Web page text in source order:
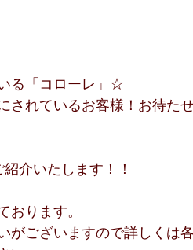
る「コローレ」☆
されているお客様！お待た
介いたします！！
ります。
がございますので詳しくは